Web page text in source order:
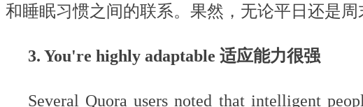
和睡眠习惯之间的联系。果然，无论平日还是周
3. You're highly adaptable 适应能力很强
Several Quora users noted that intelligent